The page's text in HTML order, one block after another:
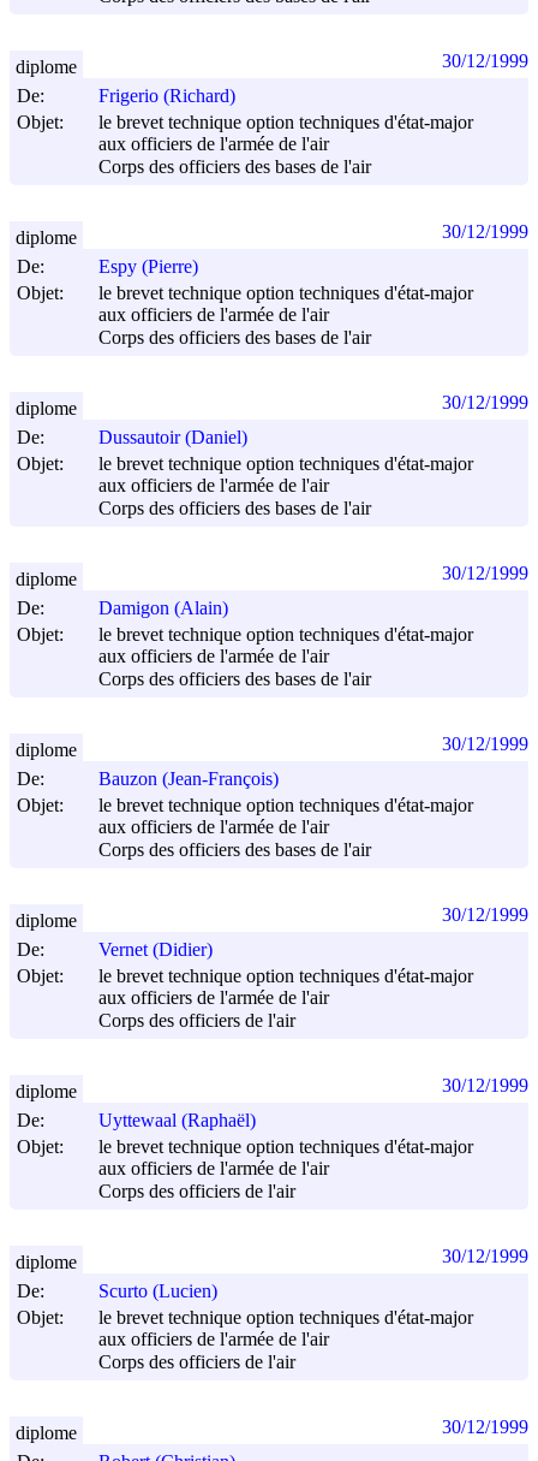
De:
Frigerio (Richard)
Objet:
le brevet technique option techniques d'état-major
aux officiers de l'armée de l'air
Corps des officiers des bases de l'air
diplome 30/12/1999
De:
Espy (Pierre)
Objet:
le brevet technique option techniques d'état-major
aux officiers de l'armée de l'air
Corps des officiers des bases de l'air
diplome 30/12/1999
De:
Dussautoir (Daniel)
Objet:
le brevet technique option techniques d'état-major
aux officiers de l'armée de l'air
Corps des officiers des bases de l'air
diplome 30/12/1999
De:
Damigon (Alain)
Objet:
le brevet technique option techniques d'état-major
aux officiers de l'armée de l'air
Corps des officiers des bases de l'air
diplome 30/12/1999
De:
Bauzon (Jean-François)
Objet:
le brevet technique option techniques d'état-major
aux officiers de l'armée de l'air
Corps des officiers des bases de l'air
diplome 30/12/1999
De:
Vernet (Didier)
Objet:
le brevet technique option techniques d'état-major
aux officiers de l'armée de l'air
Corps des officiers de l'air
diplome 30/12/1999
De:
Uyttewaal (Raphaël)
Objet:
le brevet technique option techniques d'état-major
aux officiers de l'armée de l'air
Corps des officiers de l'air
diplome 30/12/1999
De:
Scurto (Lucien)
Objet:
le brevet technique option techniques d'état-major
aux officiers de l'armée de l'air
Corps des officiers de l'air
diplome 30/12/1999
diplome 30/12/1999